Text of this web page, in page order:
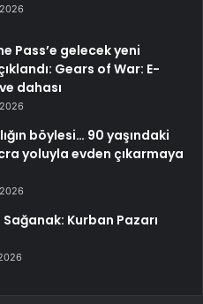
Pass’e gelecek yeni
Gears of War: E-
dahası
böylesi… 90 yaşındaki
yoluyla evden çıkarmaya
Kurban Pazarı